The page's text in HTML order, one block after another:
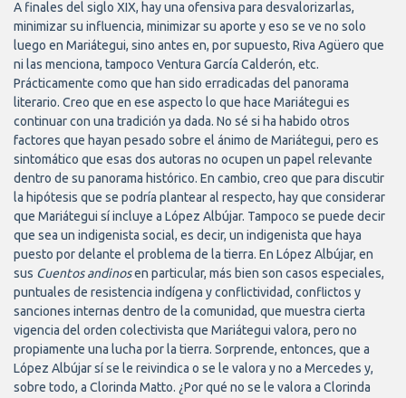
A finales del siglo XIX, hay una ofensiva para desvalorizarlas,
minimizar su influencia, minimizar su aporte y eso se ve no solo
luego en Mariátegui, sino antes en, por supuesto, Riva Agüero que
ni las menciona, tampoco Ventura García Calderón, etc.
Prácticamente como que han sido erradicadas del panorama
literario. Creo que en ese aspecto lo que hace Mariátegui es
continuar con una tradición ya dada. No sé si ha habido otros
factores que hayan pesado sobre el ánimo de Mariátegui, pero es
sintomático que esas dos autoras no ocupen un papel relevante
dentro de su panorama histórico. En cambio, creo que para discutir
la hipótesis que se podría plantear al respecto, hay que considerar
que Mariátegui sí incluye a López Albújar. Tampoco se puede decir
que sea un indigenista social, es decir, un indigenista que haya
puesto por delante el problema de la tierra. En López Albújar, en
sus Cuentos andinosen particular, más bien son casos especiales,
puntuales de resistencia indígena y conflictividad, conflictos y
sanciones internas dentro de la comunidad, que muestra cierta
vigencia del orden colectivista que Mariátegui valora, pero no
propiamente una lucha por la tierra. Sorprende, entonces, que a
López Albújar sí se le reivindica o se le valora y no a Mercedes y,
sobre todo, a Clorinda Matto. ¿Por qué no se le valora a Clorinda